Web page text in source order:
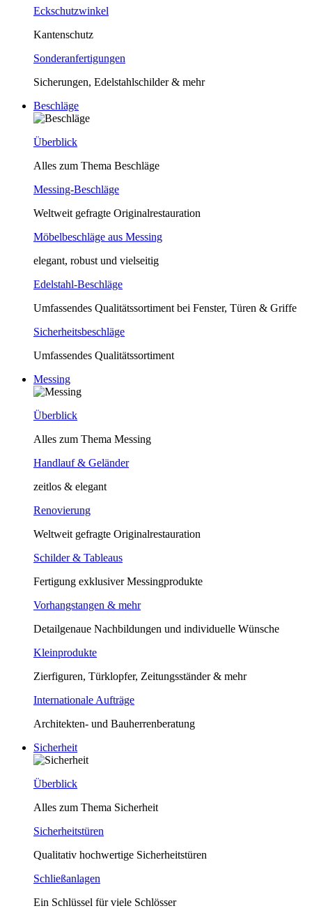
Eckschutzwinkel
Kantenschutz
Sonderanfertigungen
Sicherungen, Edelstahlschilder & mehr
Beschläge
Überblick
Alles zum Thema Beschläge
Messing-Beschläge
Weltweit gefragte Originalrestauration
Möbelbeschläge aus Messing
elegant, robust und vielseitig
Edelstahl-Beschläge
Umfassendes Qualitätssortiment bei Fenster, Türen & Griffe
Sicherheitsbeschläge
Umfassendes Qualitätssortiment
Messing
Überblick
Alles zum Thema Messing
Handlauf & Geländer
zeitlos & elegant
Renovierung
Weltweit gefragte Originalrestauration
Schilder & Tableaus
Fertigung exklusiver Messingprodukte
Vorhangstangen & mehr
Detailgenaue Nachbildungen und individuelle Wünsche
Kleinprodukte
Zierfiguren, Türklopfer, Zeitungsständer & mehr
Internationale Aufträge
Architekten- und Bauherrenberatung
Sicherheit
Überblick
Alles zum Thema Sicherheit
Sicherheitstüren
Qualitativ hochwertige Sicherheitstüren
Schließanlagen
Ein Schlüssel für viele Schlösser